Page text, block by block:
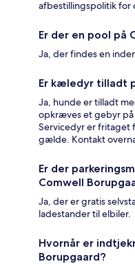
afbestillingspolitik for
Er der en pool på
Ja, der findes en
Er kæledyr tilladt
Ja, hunde er tilladt
opkræves et gebyr
Servicedyr er fritaget
gælde. Kontakt
Er der
Comwell
Ja, der er gratis
ladestander til elbiler.
Hvornår er
Borupgaard?